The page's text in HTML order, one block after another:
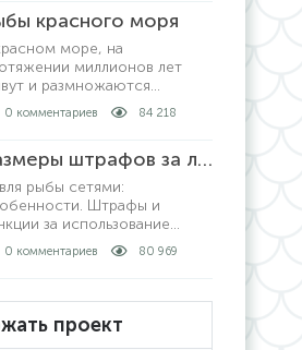
выписать штрафы и как
не нарушая закон.
красного моря
море, на
миллионов лет
и размножаются
подводные
в большом
известно о полутора
видов рыб, которые
0 комментариев 84 218
Размеры штрафов за ловлю рыбы сетями
рыбы сетями:
Штрафы и
за использование
Кому можно ловить
Ловля рыбы с берега и
Получение
кто выдает и какие
получения.
0 комментариев 80 969
проект